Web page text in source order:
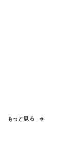
もっと見る